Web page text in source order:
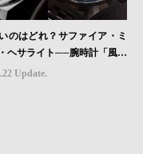
のはどれ？サファイア・ミ
ヘサライト──腕時計「風防
本当の違い
Update.